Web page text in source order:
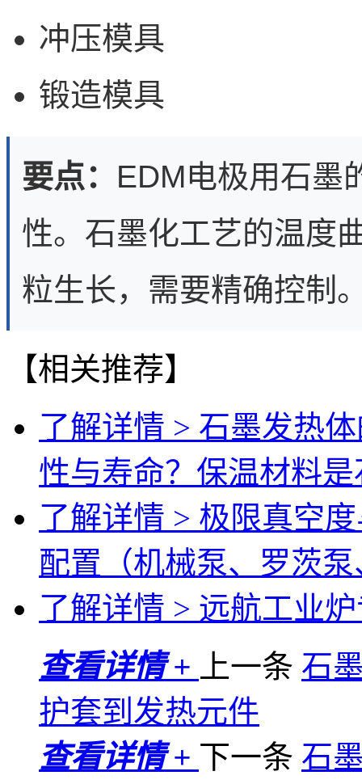
冲压模具
锻造模具
要点： EDM电极用石墨
性。石墨化工艺的温度
粒生长，需要精确控制
【相关推荐】
了解详情 > 石墨发热
性与寿命？保温材料
了解详情 > 极限真空
配置（机械泵、罗茨
了解详情 > 远航工业
查看详情 +
上一条 石
护套到发热元件
查看详情 + 下一条 石